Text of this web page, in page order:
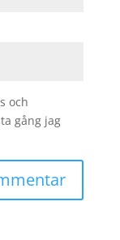
och
gång jag